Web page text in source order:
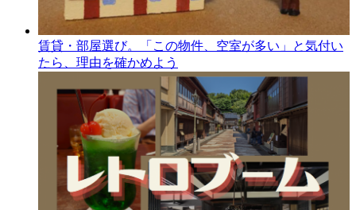
賃貸・部屋選び。「この物件、空室が多い」と気付い
たら、理由を確かめよう